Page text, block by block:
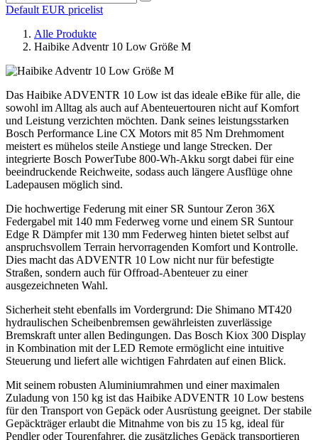
Default EUR pricelist
Alle Produkte
Haibike Adventr 10 Low Größe M
Das Haibike ADVENTR 10 Low ist das ideale eBike für alle, die
sowohl im Alltag als auch auf Abenteuertouren nicht auf Komfort
und Leistung verzichten möchten. Dank seines leistungsstarken
Bosch Performance Line CX Motors mit 85 Nm Drehmoment
meistert es mühelos steile Anstiege und lange Strecken. Der
integrierte Bosch PowerTube 800-Wh-Akku sorgt dabei für eine
beeindruckende Reichweite, sodass auch längere Ausflüge ohne
Ladepausen möglich sind.
Die hochwertige Federung mit einer SR Suntour Zeron 36X
Federgabel mit 140 mm Federweg vorne und einem SR Suntour
Edge R Dämpfer mit 130 mm Federweg hinten bietet selbst auf
anspruchsvollem Terrain hervorragenden Komfort und Kontrolle.
Dies macht das ADVENTR 10 Low nicht nur für befestigte
Straßen, sondern auch für Offroad-Abenteuer zu einer
ausgezeichneten Wahl.
Sicherheit steht ebenfalls im Vordergrund: Die Shimano MT420
hydraulischen Scheibenbremsen gewährleisten zuverlässige
Bremskraft unter allen Bedingungen. Das Bosch Kiox 300 Display
in Kombination mit der LED Remote ermöglicht eine intuitive
Steuerung und liefert alle wichtigen Fahrdaten auf einen Blick.
Mit seinem robusten Aluminiumrahmen und einer maximalen
Zuladung von 150 kg ist das Haibike ADVENTR 10 Low bestens
für den Transport von Gepäck oder Ausrüstung geeignet. Der stabile
Gepäckträger erlaubt die Mitnahme von bis zu 15 kg, ideal für
Pendler oder Tourenfahrer, die zusätzliches Gepäck transportieren